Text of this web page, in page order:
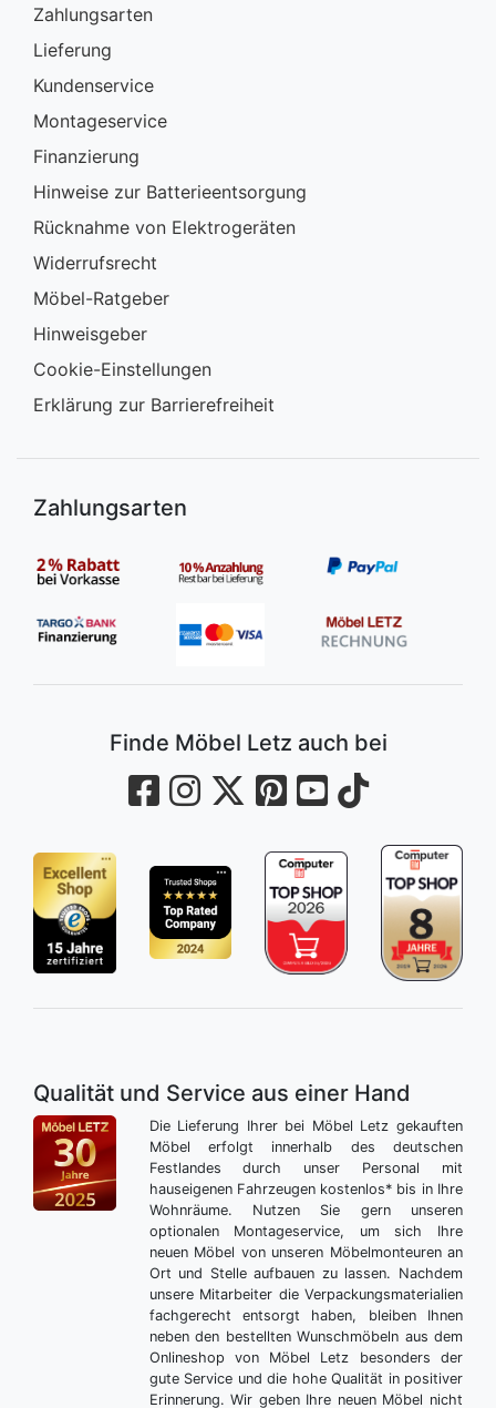
Zahlungsarten
Lieferung
Kundenservice
Montageservice
Finanzierung
Hinweise zur Batterieentsorgung
Rücknahme von Elektrogeräten
Widerrufsrecht
Möbel-Ratgeber
Hinweisgeber
Cookie-Einstellungen
Erklärung zur Barrierefreiheit
Zahlungsarten
Finde Möbel Letz auch bei
Qualität und Service aus einer Hand
Die Lieferung Ihrer bei Möbel Letz gekauften
Möbel erfolgt innerhalb des deutschen
Festlandes durch unser Personal mit
hauseigenen Fahrzeugen kostenlos* bis in Ihre
Wohnräume. Nutzen Sie gern unseren
optionalen Montageservice, um sich Ihre
neuen Möbel von unseren Möbelmonteuren an
Ort und Stelle aufbauen zu lassen. Nachdem
unsere Mitarbeiter die Verpackungsmaterialien
fachgerecht entsorgt haben, bleiben Ihnen
neben den bestellten Wunschmöbeln aus dem
Onlineshop von Möbel Letz besonders der
gute Service und die hohe Qualität in positiver
Erinnerung. Wir geben Ihre neuen Möbel nicht